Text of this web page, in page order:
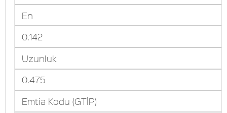
En
0.142
Uzunluk
0.475
Emtia Kodu (GTİP)